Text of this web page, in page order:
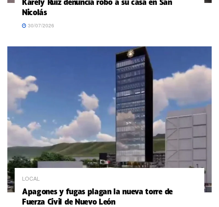
Nicolás
30/07/2026
LOCAL
Apagones y fugas plagan la nueva torre de
Fuerza Civil de Nuevo León